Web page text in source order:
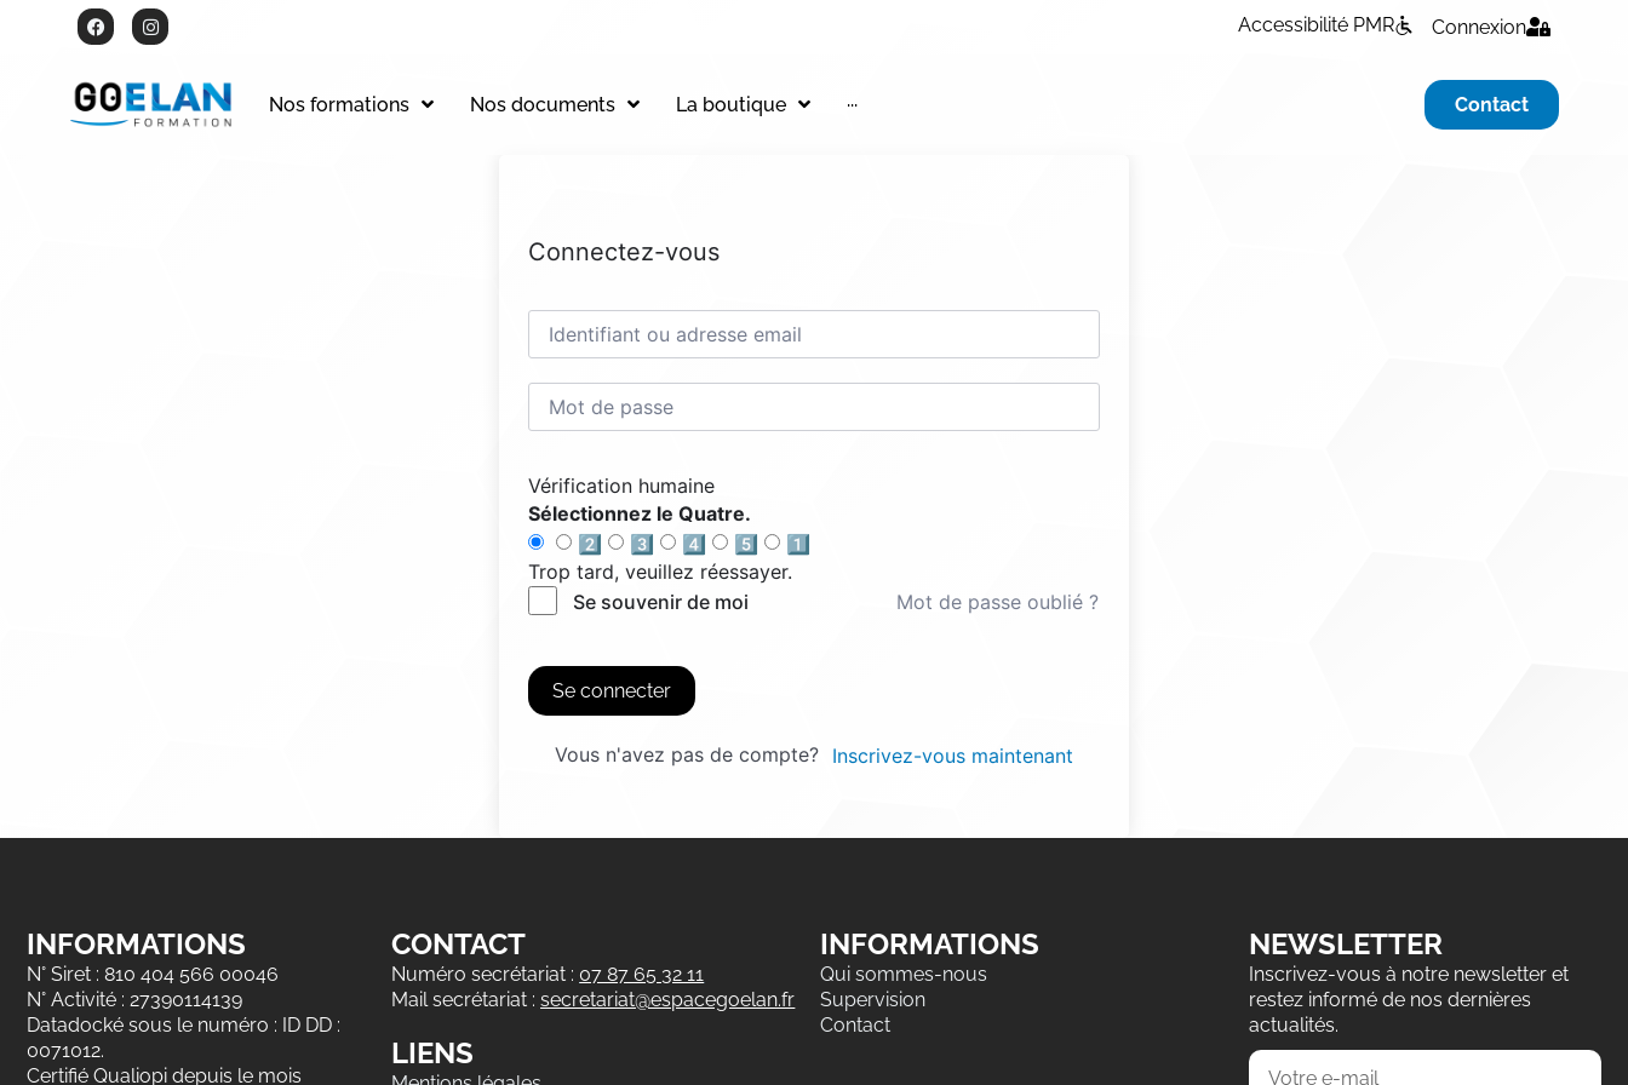
Accessibilité PMR Connexion
Nos formations Nos documents La boutique ··· Contact
Connectez-vous
Vérification humaine
Sélectionnez le Quatre.
2️⃣
3️⃣ 4️⃣ 5️⃣
1️⃣
Trop tard, veuillez réessayer.
Se souvenir de moi
Mot de passe oublié ?
Se connecter
Vous n'avez pas de compte? Inscrivez-vous maintenant
INFORMATIONS
N° Siret : 810 404 566 00046
N° Activité : 27390114139
Datadocké sous le numéro : ID DD :
0071012.
Certifié Qualiopi depuis le mois
CONTACT
Numéro secrétariat : 07 87 65 32 11
Mail secrétariat :secretariat@espacegoelan.fr
LIENS
INFORMATIONS
Qui sommes-nous
Supervision
Contact
NEWSLETTER
Inscrivez-vous à notre newsletter et
restez informé de nos dernières
actualités.